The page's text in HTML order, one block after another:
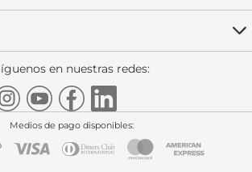
en nuestras redes:
Medios de pago disponibles: